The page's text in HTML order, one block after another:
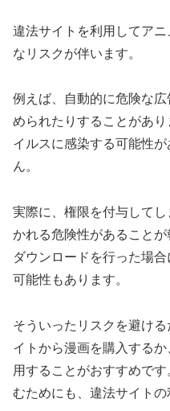
違法サイトを利用してア
なリスクが伴います。
例えば、自動的に危険な
められたりすることがあ
イルスに感染する可能性
ん。
実際に、権限を付与して
かれる危険性があること
ダウンロードを行った場
可能性もあります。
そういったリスクを避け
イトから漫画を購入する
用することがおすすめで
むためにも、違法サイトの